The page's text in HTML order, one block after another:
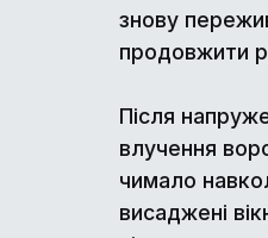
знову
продовжити
Після
влучення
чимало
висаджені